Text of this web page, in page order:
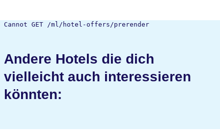
Cannot GET /ml/hotel-offers/prerender
Andere Hotels die dich
vielleicht auch interessieren
könnten: